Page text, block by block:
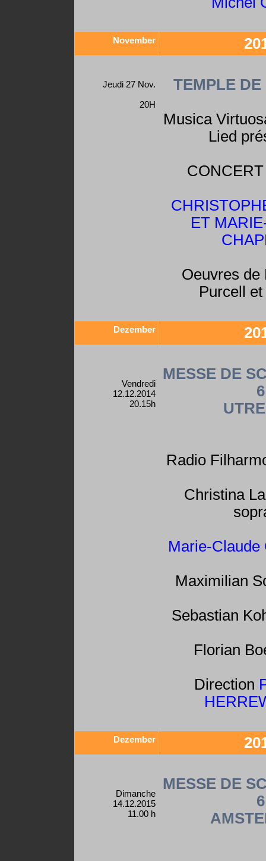
November
Jeudi 27 Nov.
20H
TEMPLE
Musica
Lied
ET
Oeuvres de
Purcell
Dezember
Vendredi
12.12.2014
20.15h
MESSE DE
6
Radio
Christina
Marie-Claude
Maximilian
Sebastian
Florian
Direction
Dezember
Dimanche
14.12.2015
11.00 h
MESSE DE
6